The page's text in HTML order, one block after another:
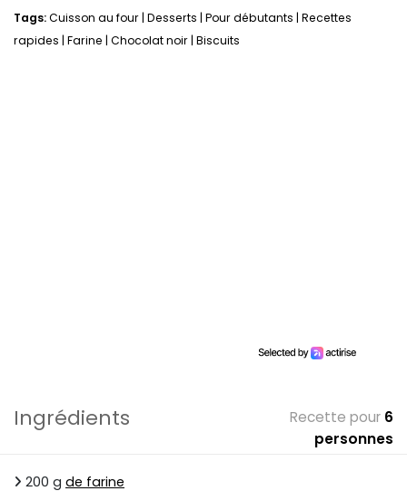
Tags:Cuisson au four Desserts Pour débutants Recettes
rapides Farine Chocolat noir Biscuits
Ingrédients Recette pour 6
personnes
200 g de farine